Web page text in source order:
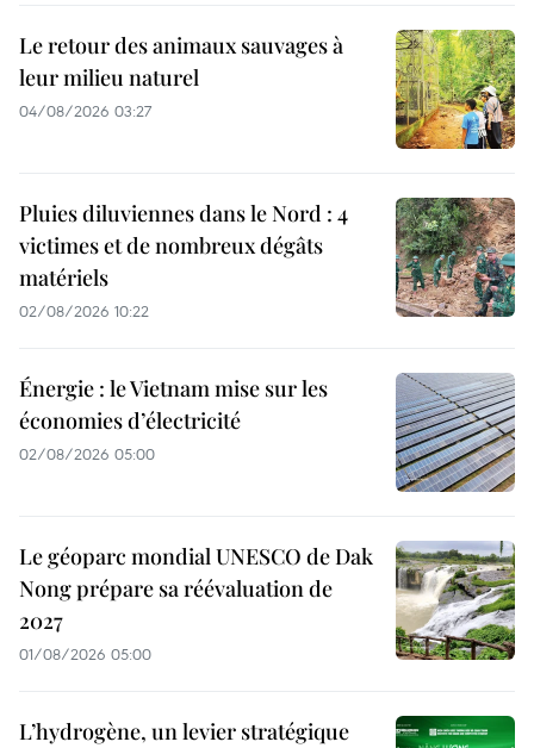
Le retour des animaux sauvages à
leur milieu naturel
04/08/2026 03:27
Pluies diluviennes dans le Nord : 4
victimes et de nombreux dégâts
matériels
02/08/2026 10:22
Énergie : le Vietnam mise sur les
économies d’électricité
02/08/2026 05:00
Le géoparc mondial UNESCO de Dak
Nong prépare sa réévaluation de
2027
01/08/2026 05:00
L’hydrogène, un levier stratégique